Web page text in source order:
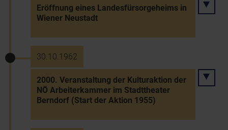
Eröffnung eines Landesfürsorgeheims in
Wiener Neustadt
30.10.1962
2000. Veranstaltung der Kulturaktion der
NÖ Arbeiterkammer im Stadttheater
Berndorf (Start der Aktion 1955)